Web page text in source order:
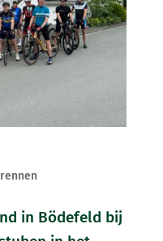
in Bödefeld bij